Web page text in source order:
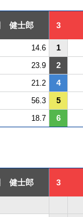
健士郎 3
14.6
1
23.9
2
21.2
4
56.3
5
18.7 6
健士郎 3